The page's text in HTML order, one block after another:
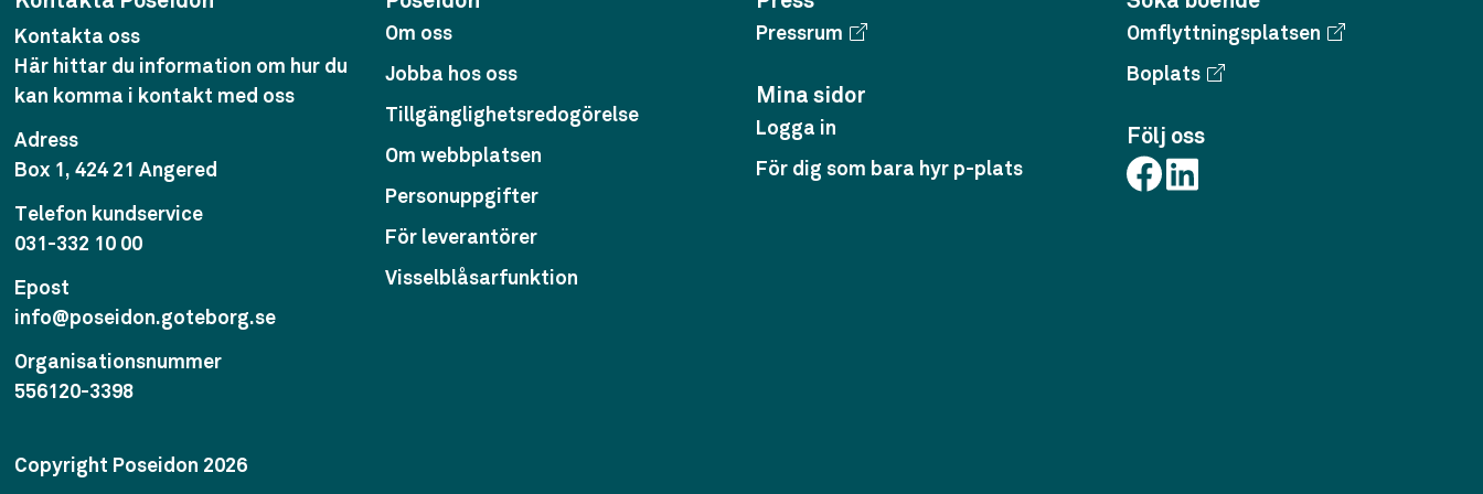
Kontakta oss
Här hittar du information om hur du
kan komma i kontakt med oss
Adress
Box 1, 424 21 Angered
Telefon kundservice
031-332 10 00
Epost
info@poseidon.goteborg.se
Organisationsnummer
556120-3398
Om oss
Jobba hos oss
Tillgänglighetsredogörelse
Om webbplatsen
Personuppgifter
För leverantörer
Visselblåsarfunktion
Pressrum
Mina sidor
Logga in
För dig som bara hyr p-plats
Omflyttningsplatsen
Boplats
Följ oss
Copyright Poseidon 2026